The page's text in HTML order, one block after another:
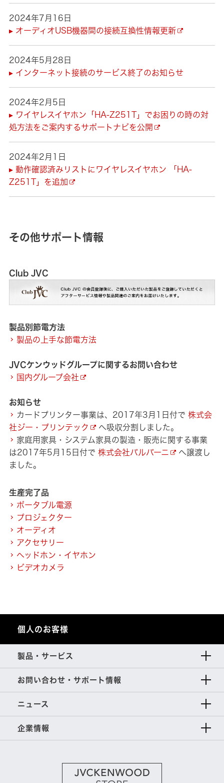
2024年7月16日
▸ オーディオUSB機器間の接続互換性情報更新
2024年5月28日
▸ インターネット接続のサービス終了のお知らせ
2024年2月5日
▸ ワイヤレスイヤホン「HA-Z251T」でお困りの時の対
処方法をご案内するサポートナビを公開
2024年2月1日
▸ 動作確認済みリストにワイヤレスイヤホン 「HA-
Z251T」を追加
その他サポート情報
Club JVC
製品別節電方法
製品の上手な節電方法
JVCケンウッドグループに関するお問い合わせ
国内グループ会社
お知らせ
カードプリンター事業は、2017年3月1日付で 株式会
社ジー・プリンテック
へ吸収分割しました。
家庭用家具・システム家具の製造・販売に関する事業
は2017年5月15日付で 株式会社バルバーニ
へ譲渡し
ました。
生産完了品
ポータブル電源
プロジェクター
オーディオ
アクセサリー
ヘッドホン・イヤホン
ビデオカメラ
個人のお客様
製品・サービス
お問い合わせ・サポート情報
ニュース
企業情報